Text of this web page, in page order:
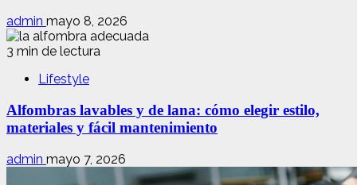
admin mayo 8, 2026
3 min de lectura
Lifestyle
Alfombras lavables y de lana: cómo elegir estilo,
materiales y fácil mantenimiento
admin mayo 7, 2026